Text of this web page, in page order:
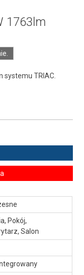
1763lm
systemu TRIAC.
Pokój,
Salon